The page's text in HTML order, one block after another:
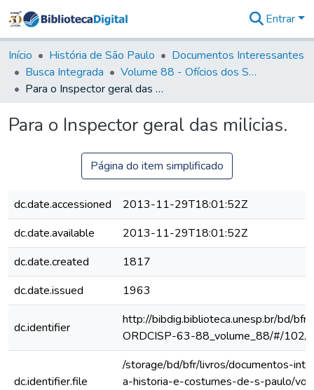
&
Coleções
Tudo na
Biblioteca
Estatísticas
Entrar
Início História de São Paulo
Documentos Interessantes
Busca Integrada
Volume 88 - Ofícios dos Senhores Governadores Interinos da Capitania de São Paulo (1817- 1819)
Para o Inspector geral das milicias.
Para o Inspector geral das milicias.
Página do item simplificado
dc.date.accessioned
2013-11-29T18:01:52Z
dc.date.available
2013-11-29T18:01:52Z
dc.date.created
1817
dc.date.issued
1963
dc.identifier
http://bibdig.biblioteca.unesp.br/bd/
ORDCISP-63-88_volume_88/#/102/
dc.identifier.file
/storage/bd/bfr/livros/documentos-
a-historia-e-costumes-de-s-paulo/